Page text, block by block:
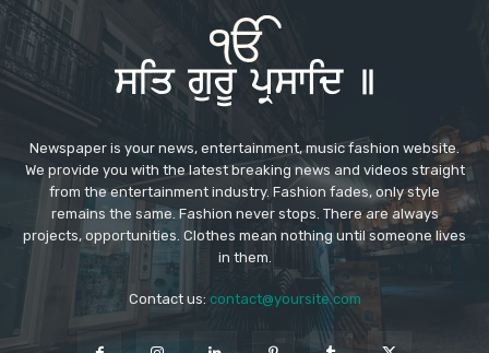
Newspaper is your news, entertainment, music fashion website.
We provide you with the latest breaking news and videos straight
from the entertainment industry. Fashion fades, only style
remains the same. Fashion never stops. There are always
projects, opportunities. Clothes mean nothing until someone lives
in them.
Contact us: contact@yoursite.com